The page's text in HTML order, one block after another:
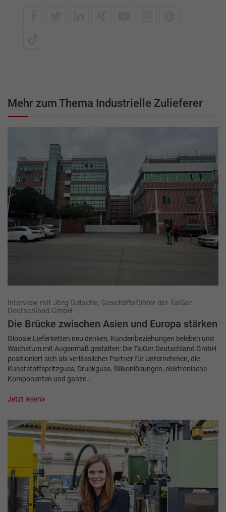
Mehr zum Thema Industrielle Zulieferer
Interview mit Jörg Gutsche, Geschäftsführer der TaiGer
Deutschland GmbH
Die Brücke zwischen Asien und Europa stärken
Globale Lieferketten neu denken, Kundenbeziehungen beleben und
Wachstum mit Augenmaß gestalten: Die TaiGer Deutschland GmbH
positioniert sich als verlässlicher Partner für Unternehmen, die
Kunststoffspritzguss, Druckguss, ­Silikonlösungen, elektronische
Komponenten und ganze…
Jetzt lesen